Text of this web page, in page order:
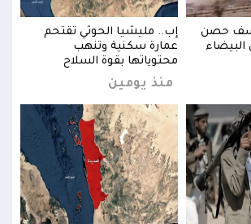
حصن
البيضاء
إب.. مليشيا الحوثي تقتحم
عمارة سكنية وتنهب
محتوياتها بقوة السلاح
منذ يومين